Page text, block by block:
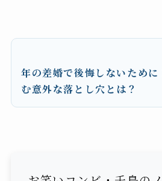
年の差婚で後悔しないため
む意外な落とし穴とは？